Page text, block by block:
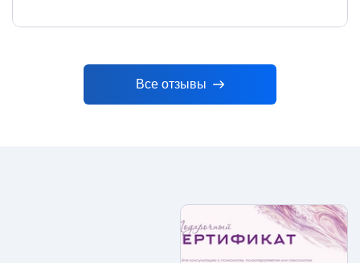
Все отзывы